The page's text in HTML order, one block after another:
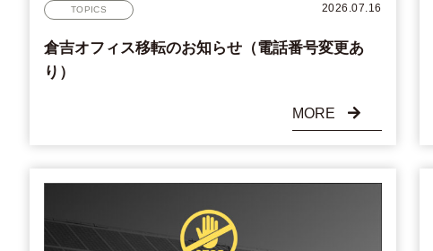
TOPICS 2026.07.16
倉吉オフィス移転のお知らせ（電話番号変更あ
り）
MORE